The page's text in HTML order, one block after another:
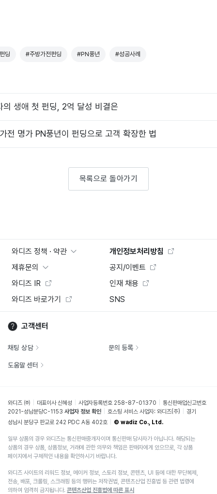
딩 #주방가전펀딩 #PN풍년 #성공사례
생애 첫 펀딩, 2억 달성 비결은
명가 PN풍년이 펀딩으로 고객 확장한 법
목록으로 돌아가기
와디즈 정책 · 약관
개인정보처리방침
제휴문의
공지/이벤트
와디즈 IR
인재 채용
와디즈 바로가기
SNS
고객센터
채팅 상담 문의 등록
도움말 센터
와디즈 ㈜ 대표이사 신혜성 사업자등록번호 258-87-01370
통신판매업신고번호
2021-성남분당C-1153 사업자 정보 확인 호스팅 서비스 사업자: 와디즈(주)
경기
성남시 분당구 판교로 242 PDC A동 402호
© wadiz Co., Ltd.
일부 상품의 경우 와디즈는 통신판매중개자이며 통신판매 당사자가 아닙니다. 해당되는
상품의 경우 상품, 상품정보, 거래에 관한 의무와 책임은 판매자에게 있으므로, 각 상품
페이지에서 구체적인 내용을 확인하시기 바랍니다.
와디즈 사이트의 리워드 정보, 메이커 정보, 스토리 정보, 콘텐츠, UI 등에 대한 무단복제,
전송, 배포, 크롤링, 스크래핑 등의 행위는 저작권법, 콘텐츠산업 진흥법 등 관련 법령에
의하여 엄격히 금지됩니다. 콘텐츠산업 진흥법에 따른 표시